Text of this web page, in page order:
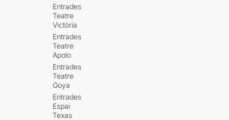
Entrades
Teatre
Victòria
Entrades
Teatre
Apolo
Entrades
Teatre
Goya
Entrades
Espai
Texas